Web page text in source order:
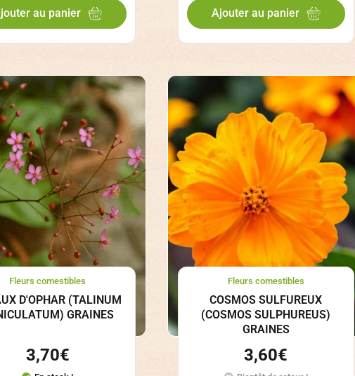
au panier Ajouter au panier
Fleurs comestibles
D'OPHAR (TALINUM
GRAINES
3,70€
Fleurs comestibles
COSMOS SULFUREUX
(COSMOS SULPHUREUS)
GRAINES
3,60€